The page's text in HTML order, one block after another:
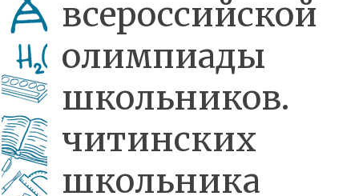
всероссийской
олимпиады
читинских
школьника